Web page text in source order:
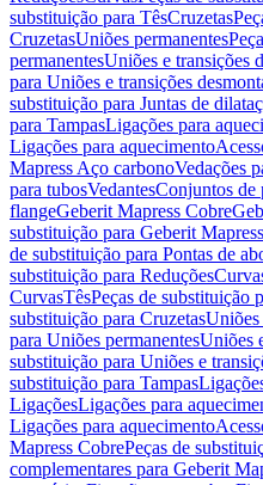
substituição para TêsCruzetas
CruzetasUniões permanentes
permanentesUniões e transições
para Uniões e transições
substituição para Juntas de
para TampasLigações para
Ligações para aquecimento
Mapress Aço carbonoVedações
para tubosVedantesConjuntos de
flangeGeberit Mapress Cobre
substituição para Geberit
de substituição para Pontas de
substituição para Reduções
CurvasTêsPeças de substituição
substituição para CruzetasUniões
para Uniões permanentesUniões
substituição para Uniões e
substituição para Tampas
LigaçõesLigações para
Ligações para aquecimento
Mapress CobrePeças de
complementares para Geberit